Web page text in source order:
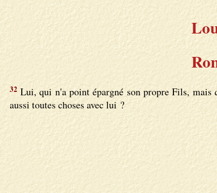
32Lui, qui n'a point épargné son propre Fils, mais
aussi toutes choses avec lui ?